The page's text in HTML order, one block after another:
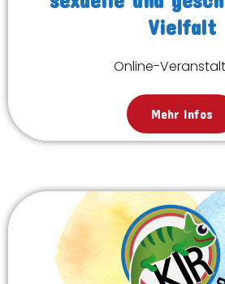
Vielfalt
Online-
Mehr Infos